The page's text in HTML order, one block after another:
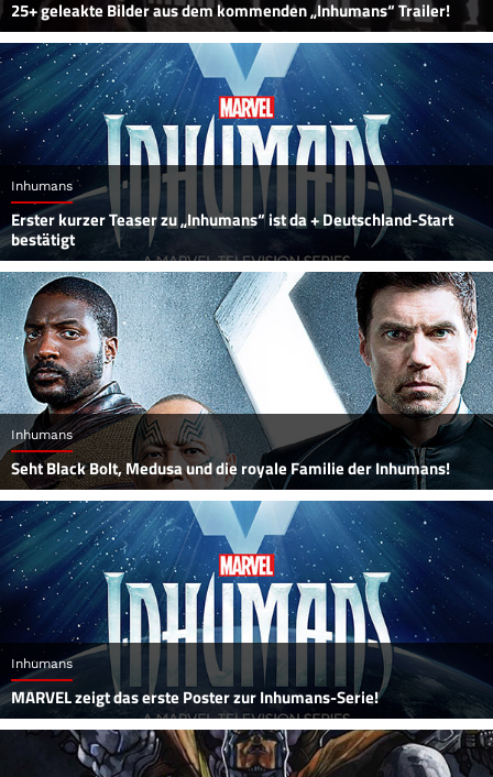
25+ geleakte Bilder aus dem kommenden „Inhumans“ Trailer!
Inhumans
Erster kurzer Teaser zu „Inhumans“ ist da + Deutschland-Start
bestätigt
Inhumans
Seht Black Bolt, Medusa und die royale Familie der Inhumans!
Inhumans
MARVEL zeigt das erste Poster zur Inhumans-Serie!